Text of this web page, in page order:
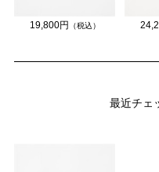
19,800円 （税込）
最近チェ